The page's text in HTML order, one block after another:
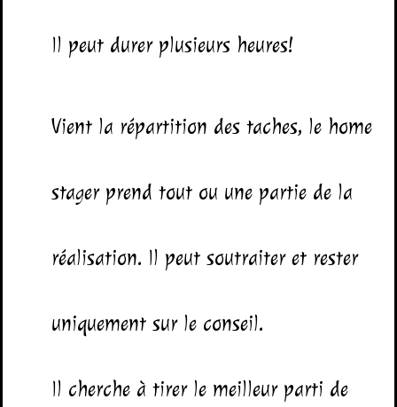
Il peut durer plusieurs heures!
Vient la répartition des taches, le home
stager prend tout ou une partie de la
réalisation. Il peut soutraiter et rester
uniquement sur le conseil.
Il cherche à tirer le meilleur parti de